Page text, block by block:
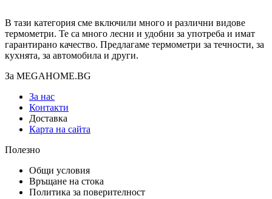
В тази категория сме включили много и различни видове
термометри. Те са много лесни и удобни за употреба и имат
гарантирано качество. Предлагаме термометри за течности, за
кухнята, за автомобила и други.
За MEGAHOME.BG
За нас
Контакти
Доставка
Карта на сайта
Полезно
Общи условия
Връщане на стока
Политика за поверителност